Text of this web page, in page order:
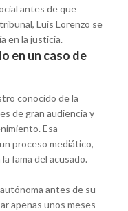
antes de que
Luis Lorenzo se
en la justicia.
en un caso de
conocido de la
de gran audiencia y
Esa
proceso mediático,
fama del acusado.
antes de su
apenas unos meses